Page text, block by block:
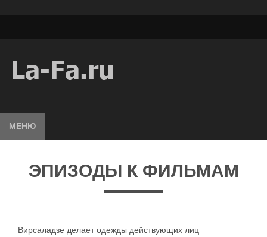
МЕНЮ
ЭПИЗОДЫ К ФИЛЬМАМ
Вирсаладзе делает одежды действующих лиц